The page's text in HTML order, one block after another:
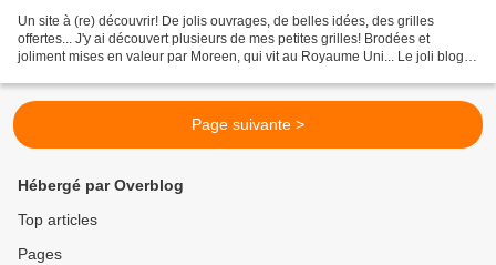
Un site à (re) découvrir! De jolis ouvrages, de belles idées, des grilles
offertes... J'y ai découvert plusieurs de mes petites grilles! Brodées et
joliment mises en valeur par Moreen, qui vit au Royaume Uni... Le joli blog
Page suivante >
Hébergé par Overblog
Top articles
Pages